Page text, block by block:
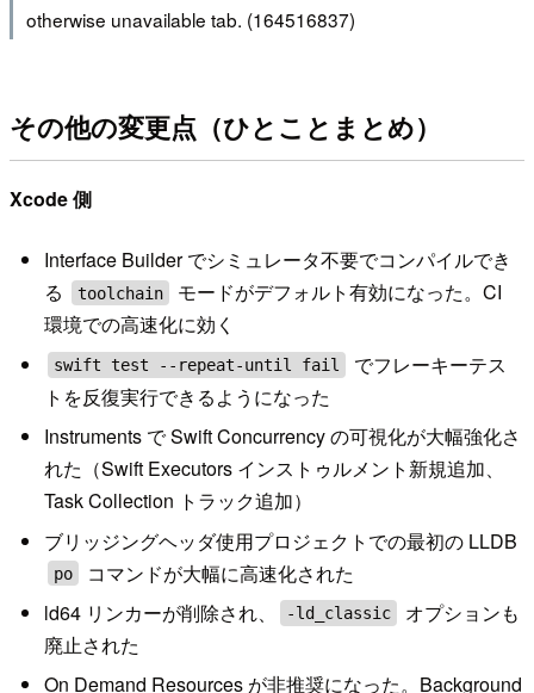
otherwise unavailable tab. (164516837)
その他の変更点（ひとことまとめ）
Xcode 側
Interface Builder でシミュレータ不要でコンパイルでき
る
toolchain
モードがデフォルト有効になった。CI
環境での高速化に効く
swift test --repeat-until fail
でフレーキーテス
トを反復実行できるようになった
Instruments で Swift Concurrency の可視化が大幅強化さ
れた（Swift Executors インストゥルメント新規追加、
Task Collection トラック追加）
ブリッジングヘッダ使用プロジェクトでの最初の LLDB
po
コマンドが大幅に高速化された
ld64 リンカーが削除され、
-ld_classic
オプションも
廃止された
On Demand Resources が非推奨になった。Background